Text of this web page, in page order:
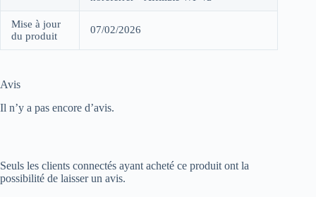
Mise à jour
du produit
07/02/2026
Avis
Il n’y a pas encore d’avis.
Seuls les clients connectés ayant acheté ce produit ont la
possibilité de laisser un avis.